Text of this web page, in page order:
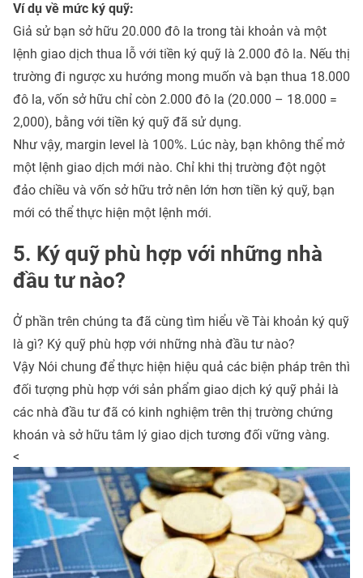
Ví dụ về mức ký quỹ:
Giả sử bạn sở hữu 20.000 đô la trong tài khoản và một
lệnh giao dịch thua lỗ với tiền ký quỹ là 2.000 đô la. Nếu thị
trường đi ngược xu hướng mong muốn và bạn thua 18.000
đô la, vốn sở hữu chỉ còn 2.000 đô la (20.000 – 18.000 =
2,000), bằng với tiền ký quỹ đã sử dụng.
Như vậy, margin level là 100%. Lúc này, bạn không thể mở
một lệnh giao dịch mới nào. Chỉ khi thị trường đột ngột
đảo chiều và vốn sở hữu trở nên lớn hơn tiền ký quỹ, bạn
mới có thể thực hiện một lệnh mới.
5. Ký quỹ phù hợp với những nhà
đầu tư nào?
Ở phần trên chúng ta đã cùng tìm hiểu về Tài khoản ký quỹ
là gì? Ký quỹ phù hợp với những nhà đầu tư nào?
Vậy Nói chung để thực hiện hiệu quả các biện pháp trên thì
đối tượng phù hợp với sản phẩm giao dịch ký quỹ phải là
các nhà đầu tư đã có kinh nghiệm trên thị trường chứng
khoán và sở hữu tâm lý giao dịch tương đối vững vàng.
<